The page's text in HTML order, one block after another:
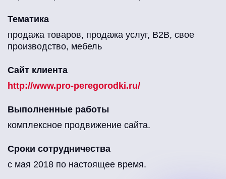
Тематика
продажа товаров, продажа услуг, B2B, свое
производство, мебель
Сайт клиента
http://www.pro-peregorodki.ru/
Выполненные работы
комплексное продвижение сайта.
Сроки сотрудничества
с мая 2018 по настоящее время.